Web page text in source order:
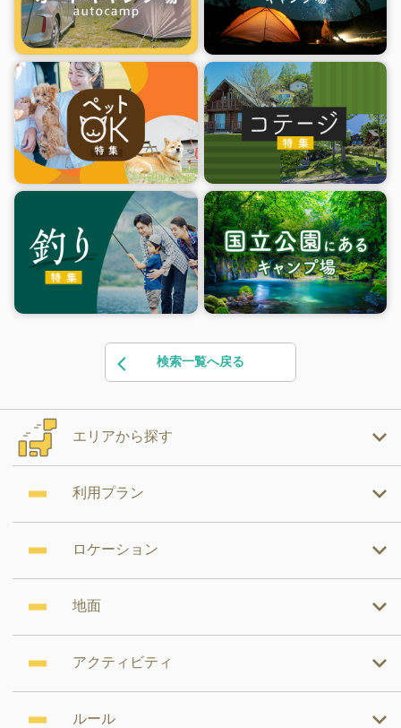
検索一覧へ戻る
エリアから探す
利用プラン
ロケーション
地面
アクティビティ
ルール